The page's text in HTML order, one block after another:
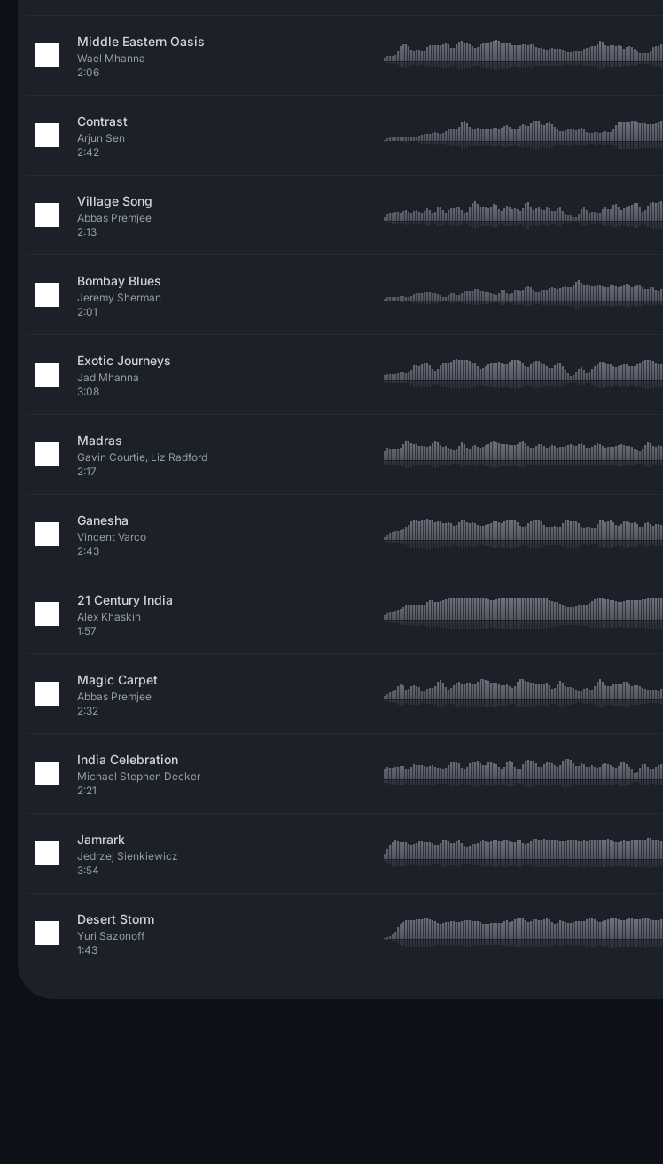
Middle Eastern Oasis
Wael Mhanna
2:06
Contrast
Arjun Sen
2:42
Village Song
Abbas Premjee
2:13
Bombay Blues
Jeremy Sherman
2:01
Exotic Journeys
Jad Mhanna
3:08
Madras
Gavin Courtie, Liz Radford
2:17
Ganesha
Vincent Varco
2:43
21 Century India
Alex Khaskin
1:57
Magic Carpet
Abbas Premjee
2:32
India Celebration
Michael Stephen Decker
2:21
Jamrark
Jedrzej Sienkiewicz
3:54
Desert Storm
Yuri Sazonoff
1:43